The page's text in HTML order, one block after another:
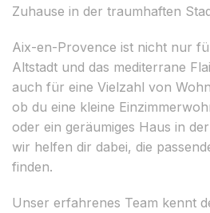
Zuhause in der traumhaften
Aix-en-Provence ist nicht nur
Altstadt und das mediterrane
auch für eine Vielzahl von
ob du eine kleine
oder ein geräumiges Haus in
wir helfen dir dabei, die
finden.
Unser erfahrenes Team kennt